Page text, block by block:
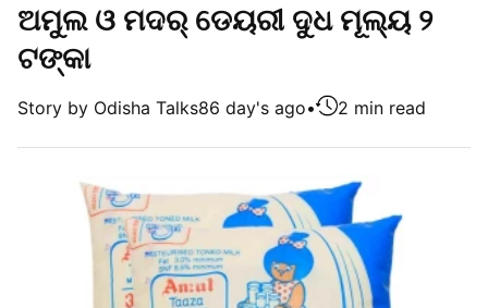
ଅମୁଲ ଓ ମଦର୍ ଡେୟରୀ ଦୁଧ ମୂଲ୍ୟ ୨
ଟଙ୍କା
Story by Odisha Talks86 day's ago• 2 min read